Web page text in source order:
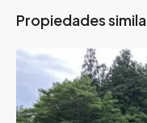
Propiedades